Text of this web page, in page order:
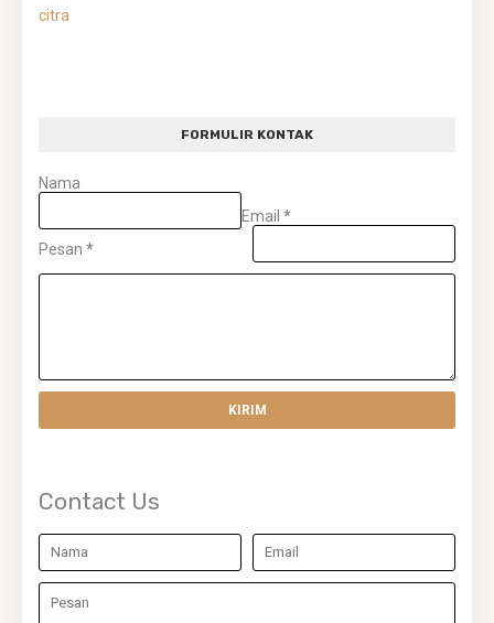
citra
FORMULIR KONTAK
Nama
Email *
Pesan *
Contact Us